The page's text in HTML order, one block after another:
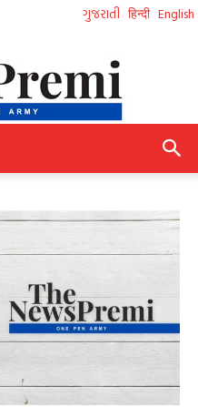
ગુજરાતી हिन्दी English
Gujarati